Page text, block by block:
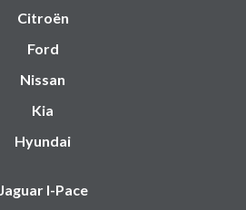
Citroën
Ford
Nissan
Kia
Hyundai
Jaguar I-Pace